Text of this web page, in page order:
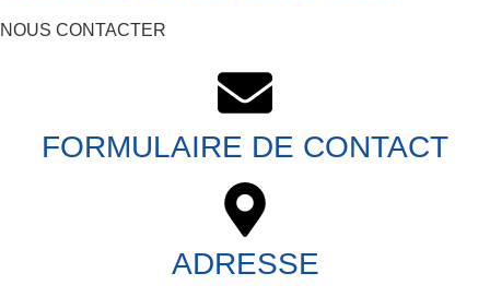
NOUS CONTACTER
FORMULAIRE DE CONTACT
ADRESSE